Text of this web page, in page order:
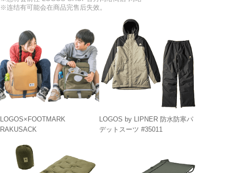
※连结有可能会在商品完售后失效。
LOGOS×FOOTMARK
RAKUSACK
LOGOS by LIPNER 防水防寒パ
デットスーツ #35011